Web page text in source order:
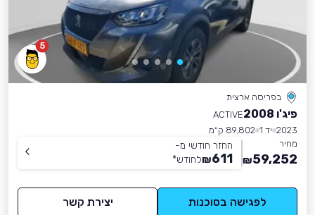
5
בפריסה ארצית
פיג'ו 2008
ACTIVE
2023 יד 1
89,802 ק״מ
מחיר
59,252
₪
החזר חודשי מ-
611
₪לחודש*
לפגישה בסוכנות יצירת קשר